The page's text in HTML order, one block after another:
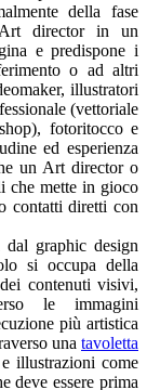
della fase
director in un
e predispone i
o ad altri
illustratori
(vettoriale
fotoritocco e
ed esperienza
un Art director o
che mette in gioco
contatti diretti con
graphic design
si occupa della
contenuti visivi,
le immagini
più artistica
una tavoletta
illustrazioni come
deve essere prima